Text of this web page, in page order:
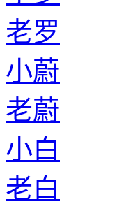
老罗
小蔚
老蔚
小白
老白